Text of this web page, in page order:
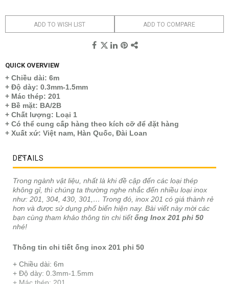
ADD TO WISH LIST ADD TO COMPARE
QUICK OVERVIEW
+ Chiều dài: 6m
+ Độ dày: 0.3mm-1.5mm
+ Mác thép: 201
+ Bề mặt: BA/2B
+ Chất lượng: Loại 1
+ Có thể cung cấp hàng theo kích cỡ để đặt hàng
+ Xuất xứ: Việt nam, Hàn Quốc, Đài Loan
DETAILS
Trong ngành vật liệu, nhất là khi đề cập đến các loại thép
không gỉ, thì chúng ta thường nghe nhắc đến nhiều loại inox
như: 201, 304, 430, 301,… Trong đó, inox 201 có giá thành rẻ
hơn và được sử dụng phổ biến hiện nay. Bài viết này mời các
bạn cùng tham khảo thông tin chi tiếtống Inox 201 phi 50
nhé!
Thông tin chi tiết ống inox 201 phi 50
+ Chiều dài: 6m
+ Độ dày: 0.3mm-1.5mm